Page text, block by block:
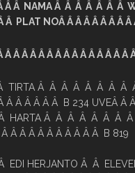
Â Â Â NAMA Â Â Â Â Â Â Â
Â PLAT NOÂ Â Â Â Â Â Â Â
Â Â Â Â Â Â Â Â Â Â Â Â Â Â
Â TIRTA Â Â Â Â Â Â Â Â
Â Â Â Â Â Â B 234 UVEÂ Â
Â HARTA Â Â Â Â Â Â Â
Â Â Â Â Â Â Â Â Â Â B 819
EDI HERJANTO Â Â